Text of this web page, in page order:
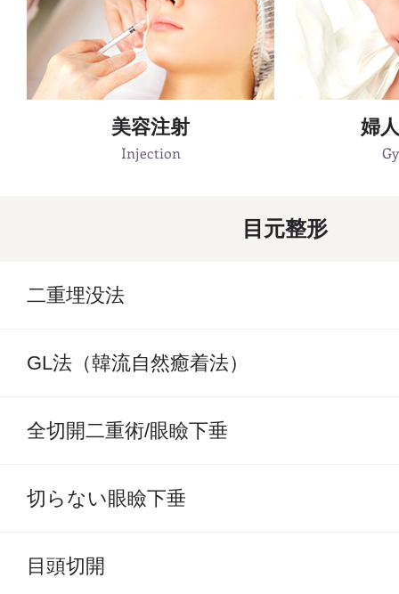
美容注射
Injection
婦
目元整形
二重埋没法
GL法（韓流自然癒着法）
全切開二重術/眼瞼下垂
切らない眼瞼下垂
目頭切開